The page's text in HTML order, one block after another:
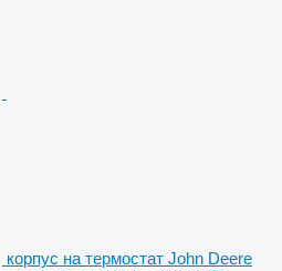
корпус на термостат John Deere